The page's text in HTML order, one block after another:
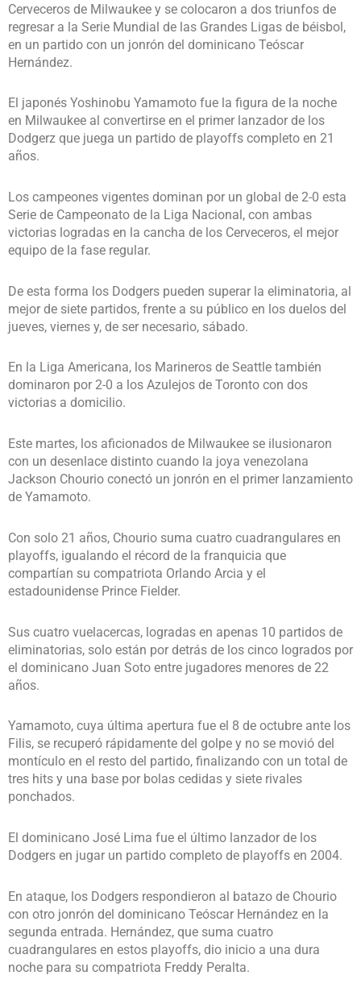
Cerveceros de Milwaukee y se colocaron a dos triunfos de
regresar a la Serie Mundial de las Grandes Ligas de béisbol,
en un partido con un jonrón del dominicano Teóscar
Hernández.
El japonés Yoshinobu Yamamoto fue la figura de la noche
en Milwaukee al convertirse en el primer lanzador de los
Dodgerz que juega un partido de playoffs completo en 21
años.
Los campeones vigentes dominan por un global de 2-0 esta
Serie de Campeonato de la Liga Nacional, con ambas
victorias logradas en la cancha de los Cerveceros, el mejor
equipo de la fase regular.
De esta forma los Dodgers pueden superar la eliminatoria, al
mejor de siete partidos, frente a su público en los duelos del
jueves, viernes y, de ser necesario, sábado.
En la Liga Americana, los Marineros de Seattle también
dominaron por 2-0 a los Azulejos de Toronto con dos
victorias a domicilio.
Este martes, los aficionados de Milwaukee se ilusionaron
con un desenlace distinto cuando la joya venezolana
Jackson Chourio conectó un jonrón en el primer lanzamiento
de Yamamoto.
Con solo 21 años, Chourio suma cuatro cuadrangulares en
playoffs, igualando el récord de la franquicia que
compartían su compatriota Orlando Arcia y el
estadounidense Prince Fielder.
Sus cuatro vuelacercas, logradas en apenas 10 partidos de
eliminatorias, solo están por detrás de los cinco logrados por
el dominicano Juan Soto entre jugadores menores de 22
años.
Yamamoto, cuya última apertura fue el 8 de octubre ante los
Filis, se recuperó rápidamente del golpe y no se movió del
montículo en el resto del partido, finalizando con un total de
tres hits y una base por bolas cedidas y siete rivales
ponchados.
El dominicano José Lima fue el último lanzador de los
Dodgers en jugar un partido completo de playoffs en 2004.
En ataque, los Dodgers respondieron al batazo de Chourio
con otro jonrón del dominicano Teóscar Hernández en la
segunda entrada. Hernández, que suma cuatro
cuadrangulares en estos playoffs, dio inicio a una dura
noche para su compatriota Freddy Peralta.